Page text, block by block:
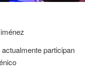
participan